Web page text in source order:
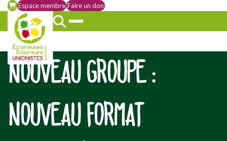
Espace membre Faire un don
NOUVEAU GROUPE :
NOUVEAU FORMAT